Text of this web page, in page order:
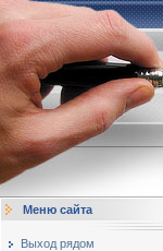
Меню сайта
Выход рядом